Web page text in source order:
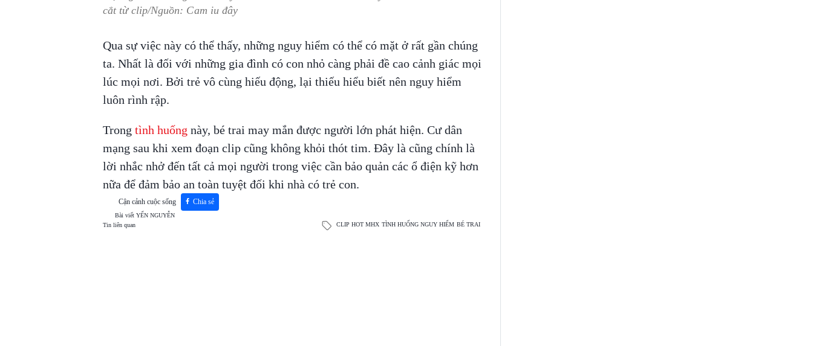
cắt từ clip/Nguồn: Cam iu đây
Qua sự việc này có thể thấy, những nguy hiểm có thể có mặt ở rất gần chúng
ta. Nhất là đối với những gia đình có con nhỏ càng phải đề cao cảnh giác mọi
lúc mọi nơi. Bởi trẻ vô cùng hiếu động, lại thiếu hiểu biết nên nguy hiểm
luôn rình rập.
Trong tình huống này, bé trai may mắn được người lớn phát hiện. Cư dân
mạng sau khi xem đoạn clip cũng không khỏi thót tim. Đây là cũng chính là
lời nhắc nhở đến tất cả mọi người trong việc cần bảo quản các ổ điện kỹ hơn
nữa để đảm bảo an toàn tuyệt đối khi nhà có trẻ con.
Cận cảnh cuộc sống Chia sẻ
Bài viết YẾN NGUYỄN
Tin liên quan
CLIP HOT MHX TÌNH HUỐNG NGUY HIỂM BÉ TRAI